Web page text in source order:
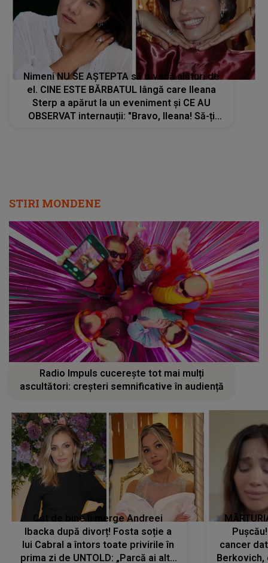
OBSERVAT internauții: "Bravo, Ileana! Să-ți
ajute Dumnezeu, să..."
STIRI MONDENE
Radio Impuls cucerește tot mai mulți
ascultători: creșteri semnificative în audiență
Ibacka după divorț! Fosta soție a
lui Cabral a întors toate privirile în
prima zi de UNTOLD: „Parcă ai altă
strălucire, emani putere,
încredere, siguranță...”
cancer
accident
Dacă